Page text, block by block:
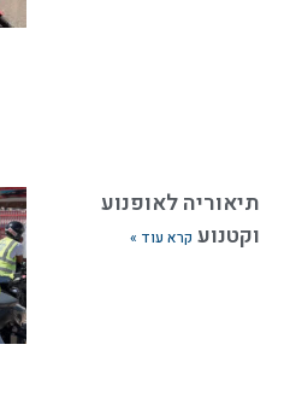
תיאוריה לאופנוע
וקטנוע קרא עוד »